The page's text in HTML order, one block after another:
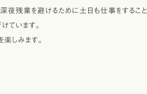
残業を避けるために土日も仕事をすること
ています。
しみます。